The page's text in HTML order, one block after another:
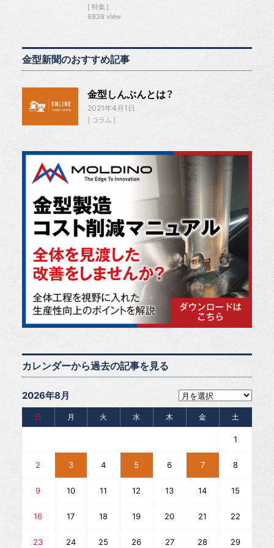
特集
6838 view
金型新聞のおすすめ記事
金型しんぶんとは？
2021年4月1日
コラム
カレンダーから過去の記事を見る
2026年8月
日 月 火 水 木 金 土
1
2 3 4 5 6 7 8
9 10 11 12 13 14 15
16 17 18 19 20 21 22
23 24 25 26 27 28 29